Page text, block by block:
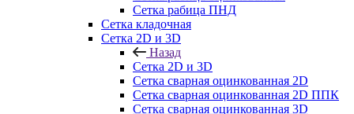
Сетка рабица ПНД
Сетка кладочная
Сетка 2D и 3D
Назад
Сетка 2D и 3D
Сетка сварная оцинкованная 2D
Сетка сварная оцинкованная 2D ППК
Сетка сварная оцинкованная 3D